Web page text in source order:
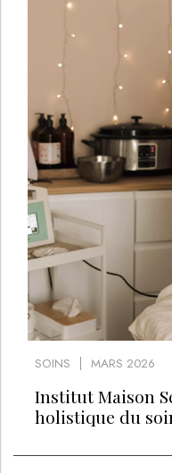
SOINS MARS 2026
Institut Maison
holistique du